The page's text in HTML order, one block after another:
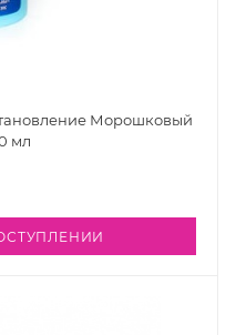
Морошковый
мл